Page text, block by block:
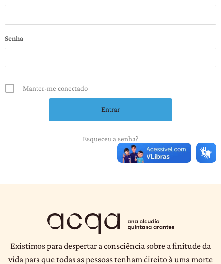
Senha
Manter-me conectado
Esqueceu a senha?
Existimos para despertar a consciência sobre a finitude da
vida para que todas as pessoas tenham direito à uma morte